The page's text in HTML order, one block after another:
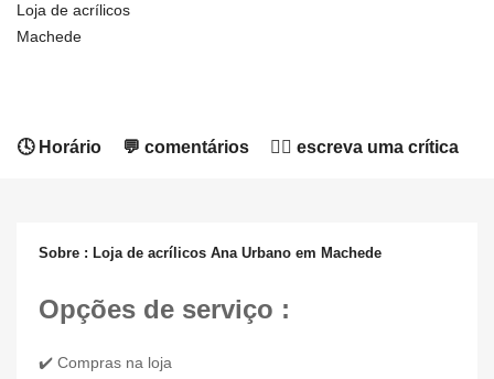
Loja de acrílicos
Machede
🕓 Horário 💬 comentários ✍🏻 escreva uma crítica
Sobre : Loja de acrílicos Ana Urbano em Machede
Opções de serviço :
✔️ Compras na loja